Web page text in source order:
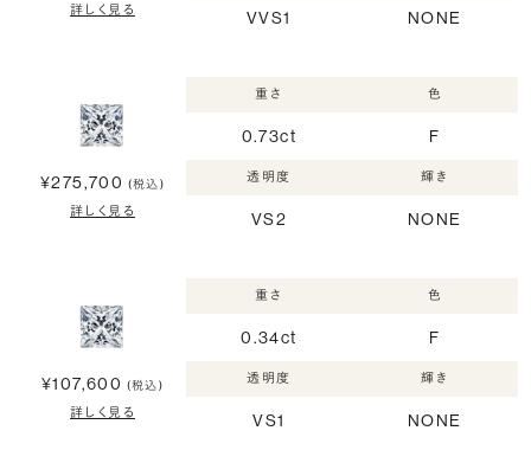
詳しく見る VVS1 NONE
¥275,700 (税込)
詳しく見る
重さ
0.73ct
色
F
透明度
VS2
輝き
NONE
¥107,600 (税込)
詳しく見る
重さ
0.34ct
色
F
透明度
VS1
輝き
NONE